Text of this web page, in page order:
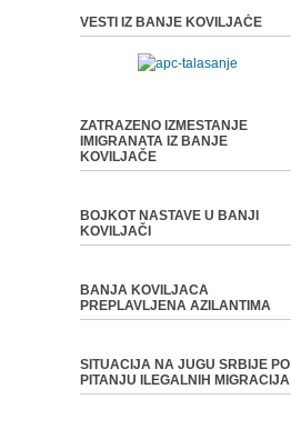
VESTI IZ BANJE KOVILJAČE
ZATRAZENO IZMESTANJE
IMIGRANATA IZ BANJE
KOVILJAČE
BOJKOT NASTAVE U BANJI
KOVILJAČI
BANJA KOVILJACA
PREPLAVLJENA AZILANTIMA
SITUACIJA NA JUGU SRBIJE PO
PITANJU ILEGALNIH MIGRACIJA